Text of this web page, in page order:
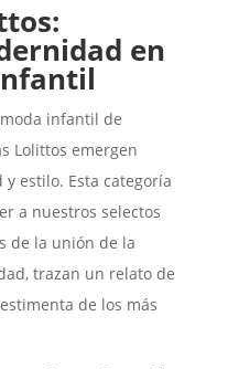
en
infantil de
Lolittos emergen
estilo. Esta categoría
a nuestros selectos
de la unión de la
trazan un relato de
de los más